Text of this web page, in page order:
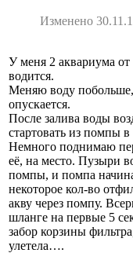
Изменено
У меня 2 аквариума
водится.
Меняю воду
опускается.
После залива воды
стартовать из помпы
Немного поднимаю
её, на место. Пузыри
помпы, и помпа
некоторое кол-во
акву через помпу.
шланге на первые 5
забор корзины
улетела….